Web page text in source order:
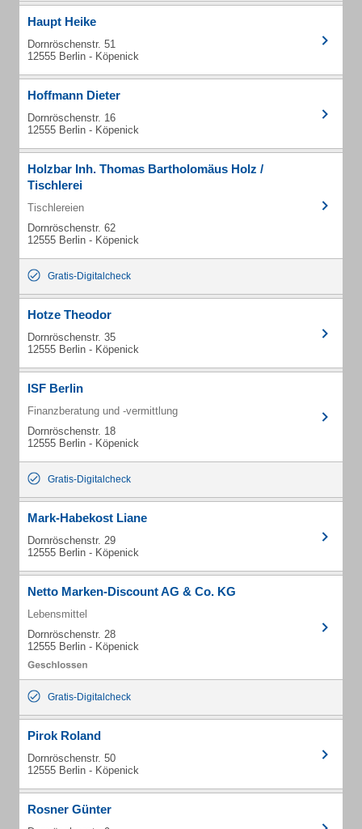
Haupt Heike
Dornröschenstr. 51
12555 Berlin - Köpenick
Hoffmann Dieter
Dornröschenstr. 16
12555 Berlin - Köpenick
Holzbar Inh. Thomas Bartholomäus Holz /
Tischlerei
Tischlereien
Dornröschenstr. 62
12555 Berlin - Köpenick
Gratis-Digitalcheck
Hotze Theodor
Dornröschenstr. 35
12555 Berlin - Köpenick
ISF Berlin
Finanzberatung und -vermittlung
Dornröschenstr. 18
12555 Berlin - Köpenick
Gratis-Digitalcheck
Mark-Habekost Liane
Dornröschenstr. 29
12555 Berlin - Köpenick
Netto Marken-Discount AG & Co. KG
Lebensmittel
Dornröschenstr. 28
12555 Berlin - Köpenick
Gratis-Digitalcheck
Pirok Roland
Dornröschenstr. 50
12555 Berlin - Köpenick
Rosner Günter